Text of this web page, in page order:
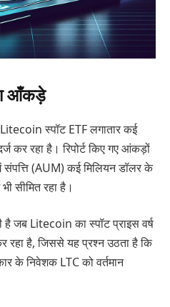
आँकड़े
स्पॉट ETF लगातार कई
कर रहा है। रिपोर्ट किए गए आंकड़ों
(AUM) कई मिलियन डॉलर के
सीमित रहा है।
है जब Litecoin का स्पॉट प्राइस वर्ष
है, जिससे यह प्रश्न उठता है कि
के निवेशक LTC को वर्तमान